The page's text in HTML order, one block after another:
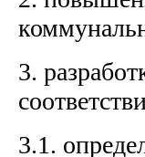
3.
3.1.